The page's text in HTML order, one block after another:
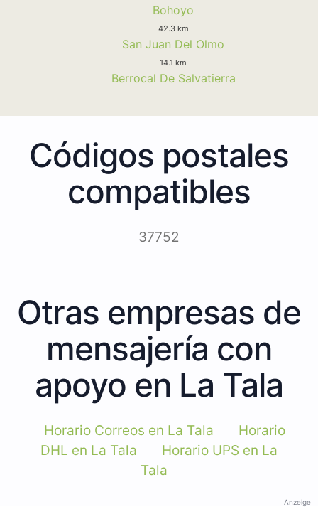
Bohoyo
42.3 km
San Juan Del Olmo
14.1 km
Berrocal De Salvatierra
Códigos postales
compatibles
37752
Otras empresas de
mensajería con
apoyo en La Tala
Horario Correos en La Tala
Horario
DHL en La Tala
Horario UPS en La
Tala
Anzeige